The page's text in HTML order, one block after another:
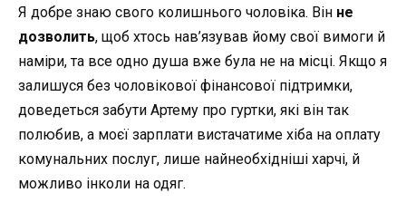
Я добре знаю свого колишнього чоловіка. Він не
дозволить, щоб хтось нав’язував йому свої вимоги й
наміри, та все одно душа вже була не на місці. Якщо я
залишуся без чоловікової фінансової підтримки,
доведеться забути Артему про гуртки, які він так
полюбив, а моєї зарплати вистачатиме хіба на оплату
комунальних послуг, лише найнеобхідніші харчі, й
можливо інколи на одяг.